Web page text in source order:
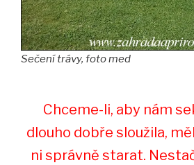
Sečení trávy, foto med
Chceme-li, aby nám
dlouho dobře sloužila,
ni správně starat.